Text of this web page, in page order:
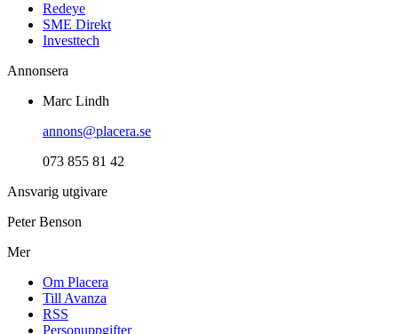
Redeye
SME Direkt
Investtech
Annonsera
Marc Lindh
annons@placera.se
073 855 81 42
Ansvarig utgivare
Peter Benson
Mer
Om Placera
Till Avanza
RSS
Personuppgifter